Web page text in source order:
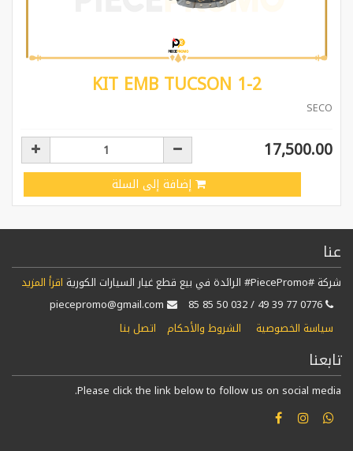
KIT EMB TUCSON 1-2
SECO
17,500.00
إضافة إلى السلة
عنا
شركة #PiecePromo# الرائدة في بيع قطع غيار السيارات الكورية
اقرأ المزيد
0776 77 39 49 / 032 50 85 85
piecepromo@gmail.com
سياسة الخصوصية
الشروط والأحكام اتصل بنا
تابعنا
Please click the link below to follow us on social media.